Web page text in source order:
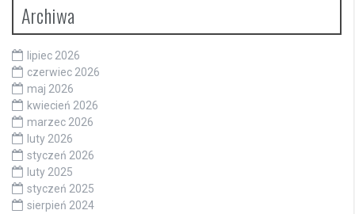
Archiwa
lipiec 2026
czerwiec 2026
maj 2026
kwiecień 2026
marzec 2026
luty 2026
styczeń 2026
luty 2025
styczeń 2025
sierpień 2024